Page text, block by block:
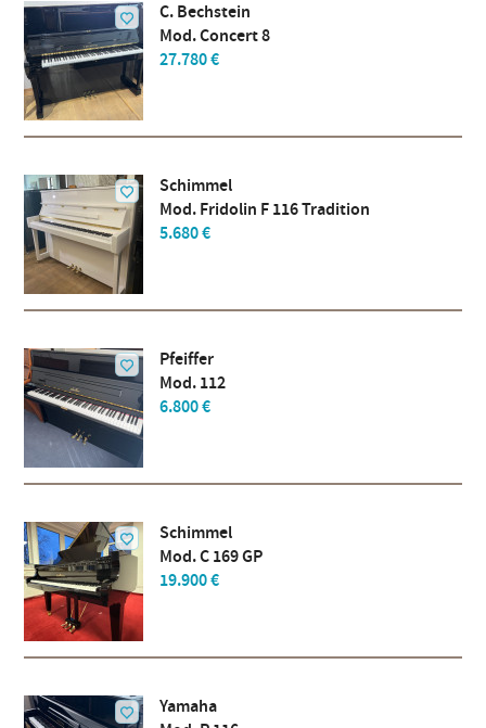
C. Bechstein
Mod. Concert 8
27.780 €
Schimmel
Mod. Fridolin F 116 Tradition
5.680 €
Pfeiffer
Mod. 112
6.800 €
Schimmel
Mod. C 169 GP
19.900 €
Yamaha